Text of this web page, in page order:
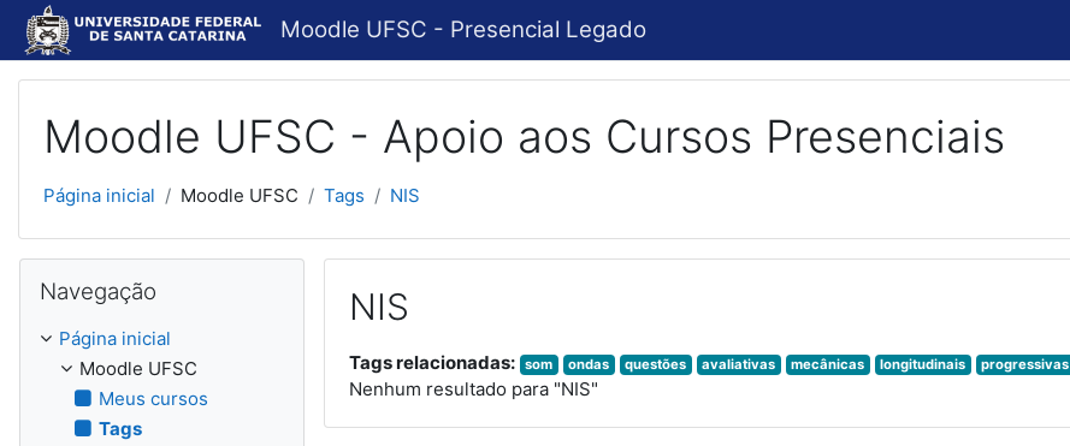
Ir para o conteúdo principal
Moodle UFSC - Presencial Legado
Moodle UFSC - Apoio aos Cursos Presenciais
Página inicial Moodle UFSC Tags NIS
NIS
Tags relacionadas: som ondas questões avaliativas mecânicas longitudinais progressivas
Nenhum resultado para "NIS"
Navegação
Página inicial
Moodle UFSC
Meus cursos
Tags